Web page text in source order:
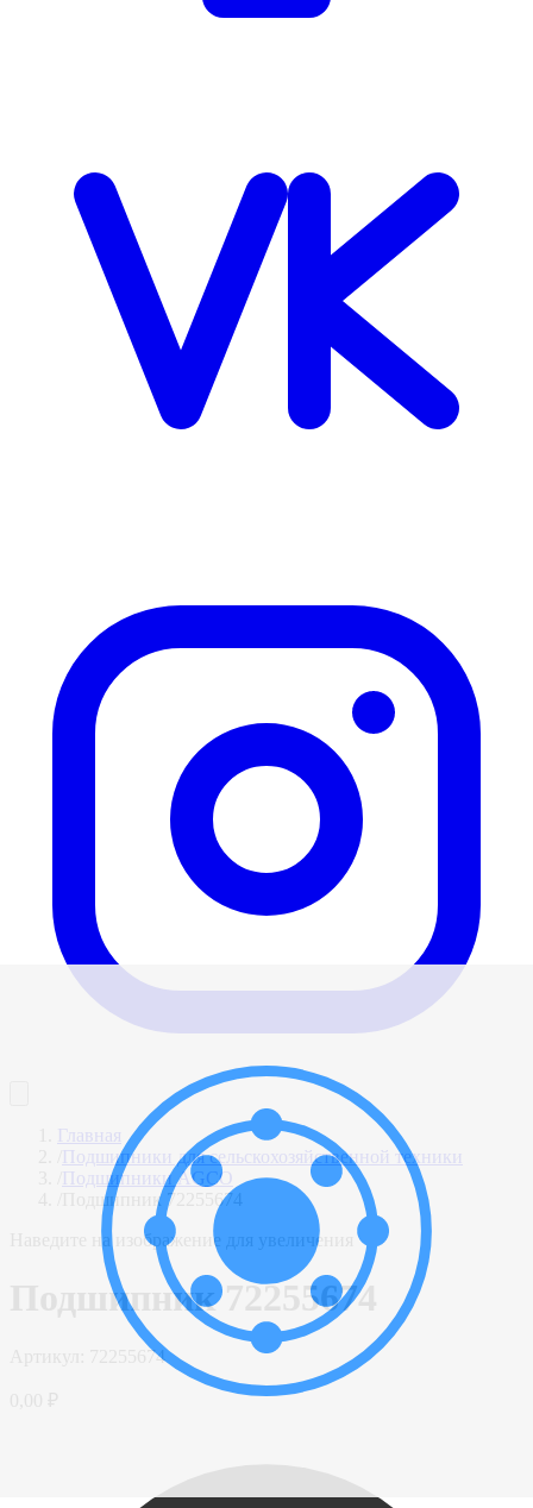
Главная
Подшипники для сельскохозяйственной техники
Подшипники AGCO
Подшипник 72255674
Наведите на изображение для увеличения
Подшипник 72255674
72255674